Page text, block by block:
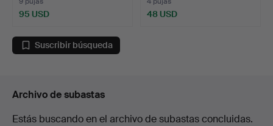
95 USD 48 USD
Suscribir búsqueda
Archivo de subastas
Estás buscando en el archivo de subastas concluidas.